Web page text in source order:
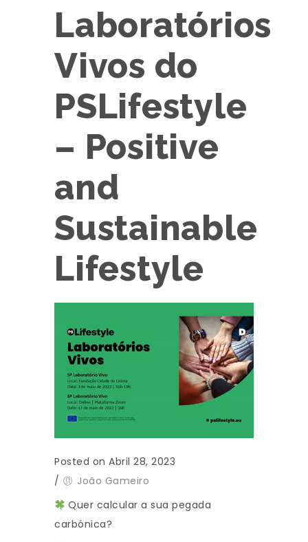
Laboratórios
Vivos do
PSLifestyle
– Positive
and
Sustainable
Lifestyle
Posted on Abril 28, 2023
/
João Gameiro
Quer calcular a sua pegada
carbónica?